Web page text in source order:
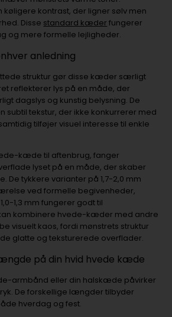
køligere kontrast, der ligner sølv men
Disse standard kæder fungerer
og mere formelle lejligheder.
anledning
struktur gør disse kæder særligt
reflekterer lys på en måde, der
dagslys og kunstig belysning. De
subtil tekstur, der ikke konkurrerer med
tilføjer visuel interesse til enkle
kæde til aftenbrug, fanger
lyset på en måde, der skaber
De tykkere varianter på 1,7-2,0 mm
ved formelle begivenheder,
1,3 mm fungerer godt til
kombinere hvede-kæder med andre
visuelt kaos, fordi mønstrets struktur
glatte og teksturerede overflader.
på din hvid hvede kæde
armbånd eller din halskæde påvirker
De forskellige længder tilbyder
hverdag og fest.